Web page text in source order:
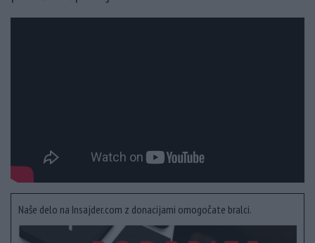
Naše delo na Insajder.com z donacijami omogočate bralci.